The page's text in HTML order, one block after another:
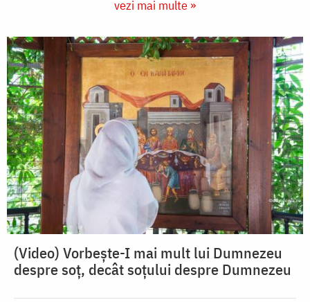
vezi mai multe »
(Video) Vorbește-I mai mult lui Dumnezeu
despre soț, decât soțului despre Dumnezeu